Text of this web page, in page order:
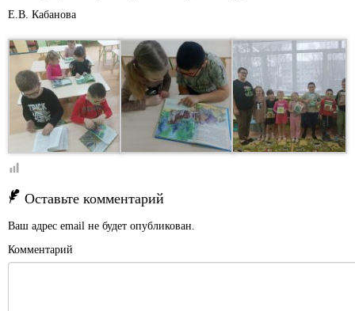
Е.В. Кабанова
Оставьте комментарий
Ваш адрес email не будет опубликован.
Комментарий